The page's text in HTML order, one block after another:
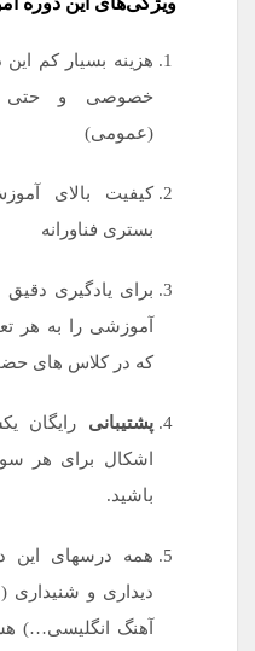
هزینه بسیار کم
خصوصی و حتی
(عمومی)
کیفیت بالای
بستری فناورانه
برای یادگیری
آموزشی را به هر
که در کلاس های
پشتیبانی رایگان
اشکال برای هر
باشید.
همه درسهای این
دیداری و
آهنگ انگلیسی…)